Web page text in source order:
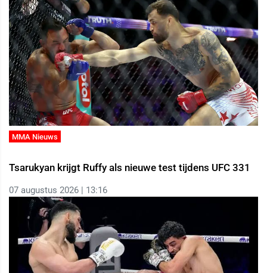
MMA Nieuws
Tsarukyan krijgt Ruffy als nieuwe test tijdens UFC 331
07 augustus 2026 | 13:16